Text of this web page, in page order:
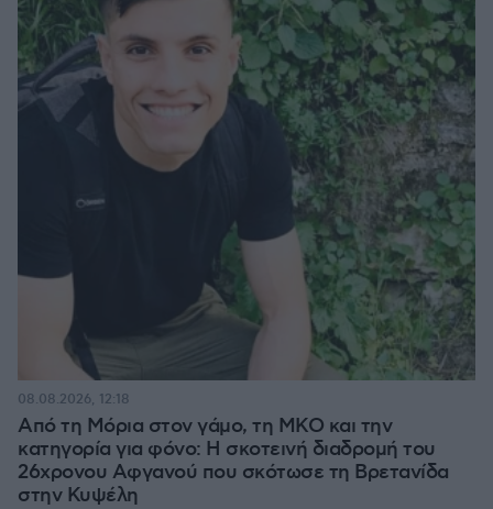
Από τη Μόρια στον γάμο, τη ΜΚΟ και την
κατηγορία για φόνο: Η σκοτεινή διαδρομή του
26χρονου Αφγανού που σκότωσε τη Βρετανίδα
στην Κυψέλη
08.08.2026, 12:18